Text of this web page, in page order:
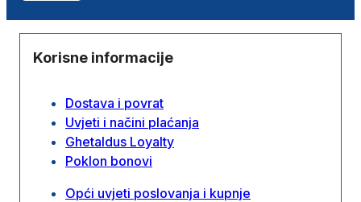
Korisne informacije
Dostava i povrat
Uvjeti i načini plaćanja
Ghetaldus Loyalty
Poklon bonovi
Opći uvjeti poslovanja i kupnje